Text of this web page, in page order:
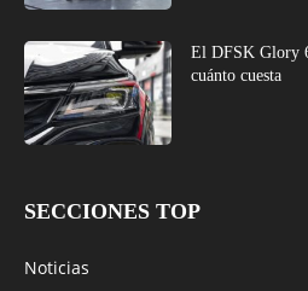
El DFSK Glory
cuánto cuesta
SECCIONES TOP
Noticias